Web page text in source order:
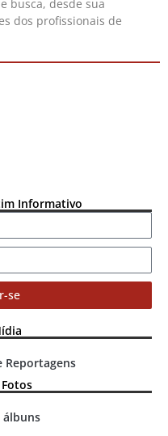
busca, desde sua
dos profissionais de
Informativo
se
Reportagens
álbuns